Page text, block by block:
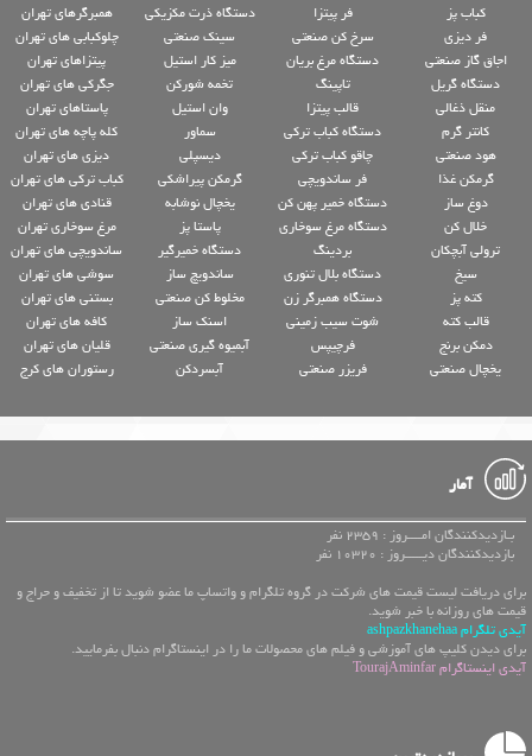
کباب پز
فر دیزی
اجاق گاز صنعتی
دستگاه گریل
منقل ذغالی
کانتر گرم
هود صنعتی
گرمکن غذا
دوغ ساز
خلال کن
ترولی آبچکان
سیخ
کته پز
قالب کته
دمکن برنج
یخچال صنعتی
فر پیتزا
سرخ کن صنعتی
دستگاه مرغ بریان
تاپینگ
قالب پیتزا
دستگاه کباب ترکی
چاقو کباب ترکی
فر ساندویچی
دستگاه خمیر پهن کن
دستگاه مرغ سوخاری
بردینگ
دستگاه بلال تنوری
دستگاه همبرگر زن
شوت سیب زمینی
فرچیپس
فریزر صنعتی
دستگاه ذرت مکزیکی
سینک صنعتی
میز کار استیل
تخمه شورکن
وان استیل
سماور
دیسپلی
گرمکن پیراشکی
یخچال نوشابه
پاستا پز
دستگاه خمیرگیر
ساندویچ ساز
مخلوط کن صنعتی
اسنک ساز
آبمیوه گیری صنعتی
آبسردکن
همبرگرهای تهران
چلوکبابی های تهران
پیتزاهای تهران
جگرکی های تهران
پاستاهای تهران
کله پاچه های تهران
دیزی های تهران
کباب ترکی های تهران
قنادی های تهران
مرغ سوخاری تهران
ساندویچی های تهران
سوشی های تهران
بستنی های تهران
کافه های تهران
قلیان های تهران
رستوران های کرج
آمار
بـازدیدکنندگان امــــروز : 2359 نفر
بازدیدکنندگان دیـــــروز : 10320 نفر
برای دریافت لیست قیمت های شرکت در گروه تلگرام و واتساپ ما عضو شوید تا از تخفیف و حراج و
قیمت های روزانه با خبر شوید.
آیدی تلگرام ashpazkhanehaa
برای دیدن کلیپ های آموزشی و فیلم های محصولات ما را در اینستاگرام دنبال بفرمایید.
آیدی اینستاگرام TourajAminfar